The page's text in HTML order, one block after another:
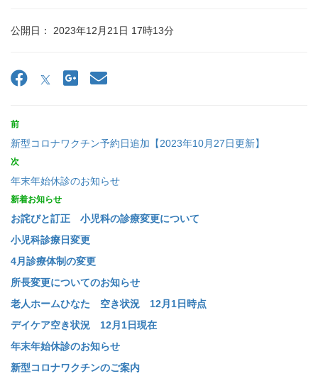
公開日： 2023年12月21日 17時13分
前
新型コロナワクチン予約日追加【2023年10月27日更新】
次
年末年始休診のお知らせ
新着お知らせ
お詫びと訂正 小児科の診療変更について
小児科診療日変更
4月診療体制の変更
所長変更についてのお知らせ
老人ホームひなた 空き状況 12月1日時点
デイケア空き状況 12月1日現在
年末年始休診のお知らせ
新型コロナワクチンのご案内